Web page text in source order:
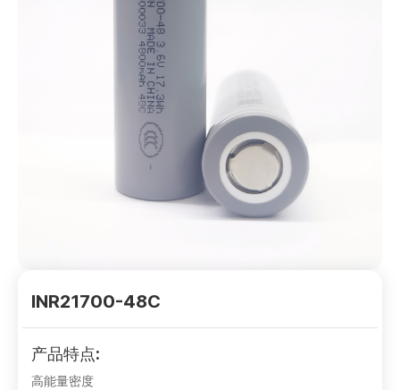
INR21700-48C
产品特点:
高能量密度